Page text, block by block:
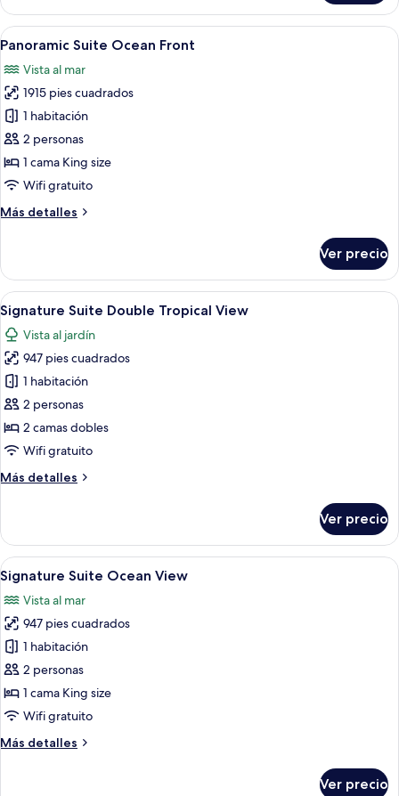
Suite
Swim
Out
View
Abrir
todas
las
fotos
de
Panoramic
Suite
Ocean
Una sala de estar moderna con un
9
Panoramic Suite Ocean Front
Vista al mar
1915 pies cuadrados
1 habitación
2 personas
1 cama King size
Wifi gratuito
Más detalles
Más
Suite
Ocean
Front
Ver precio
Abrir
todas
las
fotos
de
Signature
Suite
Double
Tropical
View
Ropa de cama de alta calidad y
8
Signature Suite Double Tropical View
Vista al jardín
947 pies cuadrados
1 habitación
2 personas
2 camas dobles
Wifi gratuito
Más detalles
Más
Suite
Double
Tropical
View
Ver precio
Abrir
todas
las
fotos
de
Signature
Suite
Ocean
Una sala moderna con un sofá, una
7
Signature Suite Ocean View
Vista al mar
947 pies cuadrados
1 habitación
2 personas
1 cama King size
Wifi gratuito
Más detalles
Más
Ver precio